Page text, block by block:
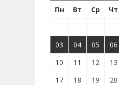
Пн
Вт Ср Чт
03
04 05 06
10
11 12 13
17
18 19 20